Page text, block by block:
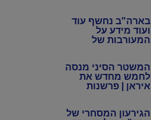
בארה"ב נחשף עוד
ועוד מידע על
המעורבות של
המשטר הסיני מנסה
לחמש מחדש את
איראן | פרשנות
הגירעון המסחרי של